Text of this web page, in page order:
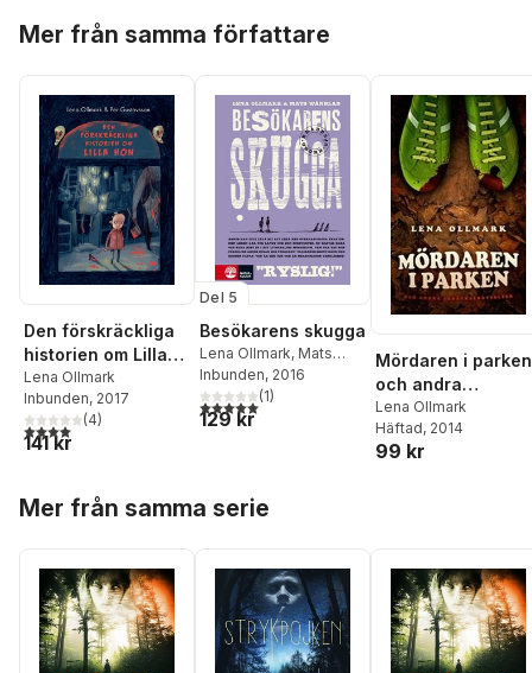
Mer från samma författare
Den förskräckliga
historien om Lilla
Hon
Lena Ollmark
Inbunden, 2017
4,0utav 5 stjärnor. Totalt antal röster:
(4)
141 kr
Del 5
Besökarens skugga
Lena Ollmark, Mats
Wänblad
Inbunden, 2016
5,0utav 5 stjärnor. Totalt antal röster:
(1)
129 kr
Mördaren i parken
och andra
skräckberättelser
Lena Ollmark
Häftad, 2014
99 kr
Mer från samma serie